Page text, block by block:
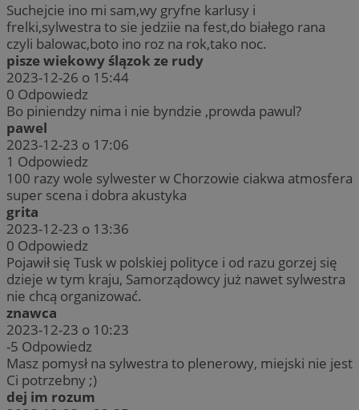
Suchejcie ino mi sam,wy gryfne karlusy i
frelki,sylwestra to sie jedziie na fest,do białego rana
czyli balowac,boto ino roz na rok,tako noc.
pisze wiekowy ślązok ze rudy
2023-12-26 o 15:44
0 Odpowiedz
Bo piniendzy nima i nie byndzie ,prowda pawul?
pawel
2023-12-23 o 17:06
1 Odpowiedz
100 razy wole sylwester w Chorzowie ciakwa atmosfera
super scena i dobra akustyka
grita
2023-12-23 o 13:36
0 Odpowiedz
Pojawił się Tusk w polskiej polityce i od razu gorzej się
dzieje w tym kraju, Samorządowcy już nawet sylwestra
nie chcą organizować.
znawca
2023-12-23 o 10:23
-5 Odpowiedz
Masz pomysł na sylwestra to plenerowy, miejski nie jest
Ci potrzebny ;)
dej im rozum